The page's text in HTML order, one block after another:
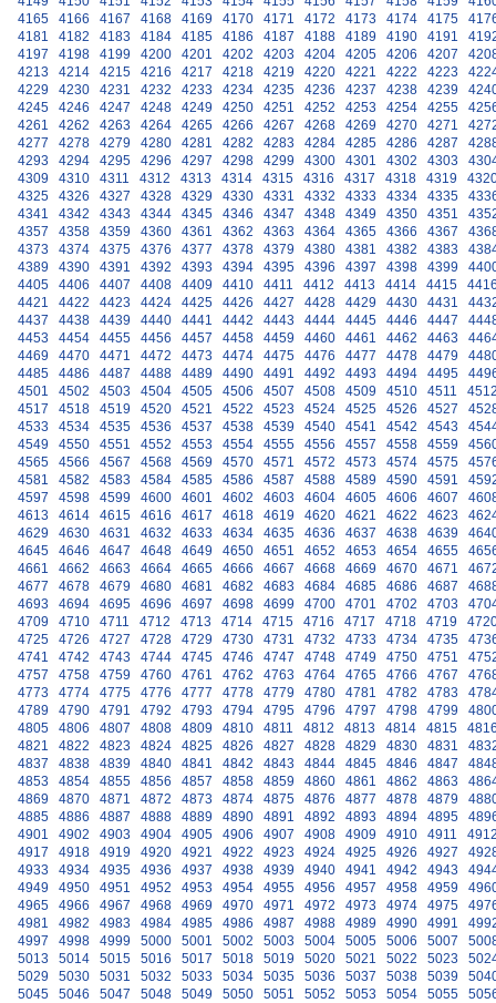
4165
4166 4167 4168 4169 4170 4171 4172 4173 4174 4175
4181
4182 4183 4184 4185 4186 4187 4188 4189 4190 4191
4197
4198 4199 4200 4201 4202 4203 4204 4205 4206 4207
4213
4214 4215 4216 4217 4218 4219 4220 4221 4222 4223
4229
4230 4231 4232 4233 4234 4235 4236 4237 4238 4239
4245
4246 4247 4248 4249 4250 4251 4252 4253 4254 4255
4261
4262 4263 4264 4265 4266 4267 4268 4269 4270 4271
4277
4278 4279 4280 4281 4282 4283 4284 4285 4286 4287
4293
4294 4295 4296 4297 4298 4299 4300 4301 4302 4303
4309
4310 4311 4312 4313 4314 4315 4316 4317 4318 4319
4325
4326 4327 4328 4329 4330 4331 4332 4333 4334 4335
4341
4342 4343 4344 4345 4346 4347 4348 4349 4350 4351
4357
4358 4359 4360 4361 4362 4363 4364 4365 4366 4367
4373
4374 4375 4376 4377 4378 4379 4380 4381 4382 4383
4389
4390 4391 4392 4393 4394 4395 4396 4397 4398 4399
4405
4406 4407 4408 4409 4410 4411 4412 4413 4414 4415
4421
4422 4423 4424 4425 4426 4427 4428 4429 4430 4431
4437
4438 4439 4440 4441 4442 4443 4444 4445 4446 4447
4453
4454 4455 4456 4457 4458 4459 4460 4461 4462 4463
4469
4470 4471 4472 4473 4474 4475 4476 4477 4478 4479
4485
4486 4487 4488 4489 4490 4491 4492 4493 4494 4495
4501
4502 4503 4504 4505 4506 4507 4508 4509 4510 4511
4517
4518 4519 4520 4521 4522 4523 4524 4525 4526 4527
4533
4534 4535 4536 4537 4538 4539 4540 4541 4542 4543
4549
4550 4551 4552 4553 4554 4555 4556 4557 4558 4559
4565
4566 4567 4568 4569 4570 4571 4572 4573 4574 4575
4581
4582 4583 4584 4585 4586 4587 4588 4589 4590 4591
4597
4598 4599 4600 4601 4602 4603 4604 4605 4606 4607
4613
4614 4615 4616 4617 4618 4619 4620 4621 4622 4623
4629
4630 4631 4632 4633 4634 4635 4636 4637 4638 4639
4645
4646 4647 4648 4649 4650 4651 4652 4653 4654 4655
4661
4662 4663 4664 4665 4666 4667 4668 4669 4670 4671
4677
4678 4679 4680 4681 4682 4683 4684 4685 4686 4687
4693
4694 4695 4696 4697 4698 4699 4700 4701 4702 4703
4709
4710 4711 4712 4713 4714 4715 4716 4717 4718 4719
4725
4726 4727 4728 4729 4730 4731 4732 4733 4734 4735
4741
4742 4743 4744 4745 4746 4747 4748 4749 4750 4751
4757
4758 4759 4760 4761 4762 4763 4764 4765 4766 4767
4773
4774 4775 4776 4777 4778 4779 4780 4781 4782 4783
4789
4790 4791 4792 4793 4794 4795 4796 4797 4798 4799
4805
4806 4807 4808 4809 4810 4811 4812 4813 4814 4815
4821
4822 4823 4824 4825 4826 4827 4828 4829 4830 4831
4837
4838 4839 4840 4841 4842 4843 4844 4845 4846 4847
4853
4854 4855 4856 4857 4858 4859 4860 4861 4862 4863
4869
4870 4871 4872 4873 4874 4875 4876 4877 4878 4879
4885
4886 4887 4888 4889 4890 4891 4892 4893 4894 4895
4901
4902 4903 4904 4905 4906 4907 4908 4909 4910 4911
4917
4918 4919 4920 4921 4922 4923 4924 4925 4926 4927
4933
4934 4935 4936 4937 4938 4939 4940 4941 4942 4943
4949
4950 4951 4952 4953 4954 4955 4956 4957 4958 4959
4965
4966 4967 4968 4969 4970 4971 4972 4973 4974 4975
4981
4982 4983 4984 4985 4986 4987 4988 4989 4990 4991
4997
4998 4999 5000 5001 5002 5003 5004 5005 5006 5007
5013
5014 5015 5016 5017 5018 5019 5020 5021 5022 5023
5029
5030 5031 5032 5033 5034 5035 5036 5037 5038 5039
5045
5046 5047 5048 5049 5050 5051 5052 5053 5054 5055